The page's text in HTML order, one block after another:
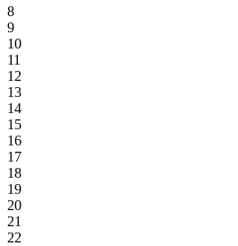
8
9
10
11
12
13
14
15
16
17
18
19
20
21
22